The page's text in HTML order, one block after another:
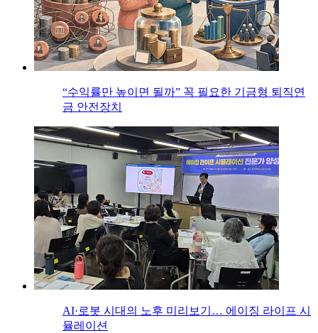
“수익률만 높이면 될까” 꼭 필요한 기금형 퇴직연
금 안전장치
AI·로봇 시대의 노후 미리보기… 에이징 라이프 시
뮬레이션